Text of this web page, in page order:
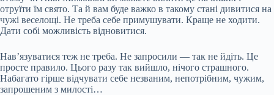
отруїти їм свято. Та й вам буде важко в такому стані дивитися на
чужі веселощі. Не треба себе примушувати. Краще не ходити.
Дати собі можливість відновитися.
Нав’язуватися теж не треба. Не запросили — так не йдіть. Це
просте правило. Цього разу так вийшло, нічого страшного.
Набагато гірше відчувати себе незваним, непотрібним, чужим,
запрошеним з милості…